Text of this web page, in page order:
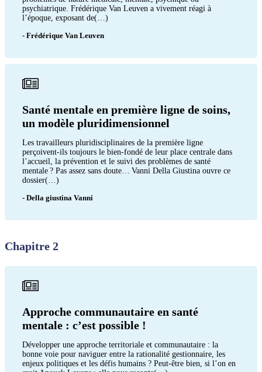
psychiatrique. Frédérique Van Leuven a vivement réagi à
l’époque, exposant de(…)
- Frédérique Van Leuven
Santé mentale en première ligne de soins,
un modèle pluridimensionnel
Les travailleurs pluridisciplinaires de la première ligne
perçoivent-ils toujours le bien-fondé de leur place centrale dans
l’accueil, la prévention et le suivi des problèmes de santé
mentale ? Pas assez sans doute… Vanni Della Giustina ouvre ce
dossier(…)
- Della giustina Vanni
Chapitre 2
Approche communautaire en santé
mentale : c’est possible !
Développer une approche territoriale et communautaire : la
bonne voie pour naviguer entre la rationalité gestionnaire, les
enjeux politiques et les défis humains ? Peut-être bien, si l’on en